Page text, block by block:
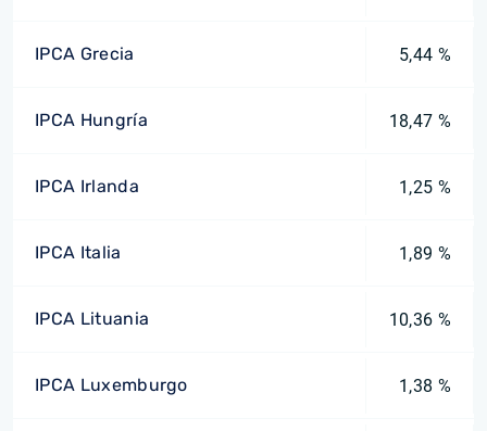
IPCA Grecia 5,44 %
IPCA Hungría 18,47 %
IPCA Irlanda 1,25 %
IPCA Italia 1,89 %
IPCA Lituania 10,36 %
IPCA Luxemburgo 1,38 %